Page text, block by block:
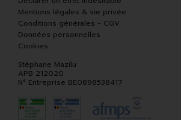
Mentions légales & vie privée
Conditions générales - CGV
Données personnelles
Cookies
Stéphane Mazilu
APB 212020
N° Entreprise BE0898538417